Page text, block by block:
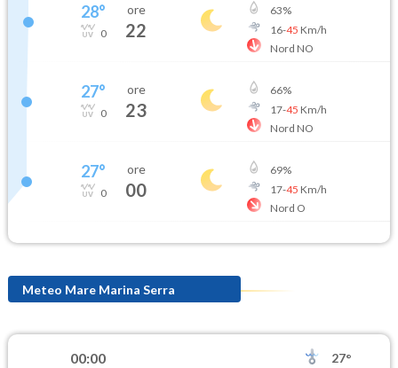
28°
0
ore
22
63%
16-45 Km/h
Nord NO
27°
0
ore
23
66%
17-45 Km/h
Nord NO
27°
0
ore
00
69%
17-45 Km/h
Nord O
Meteo Mare Marina Serra
00:00
27°